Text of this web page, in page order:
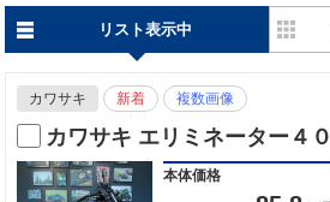
リスト表示中
カワサキ 新着 複数画像
カワサキ エリミネーター４
本体価格